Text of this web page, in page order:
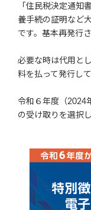
「住民税決定通知
養手続の証明など
です。基本再発行
必要な時は代用と
料を払って発行して
令和６年度（2024
の受け取りを選択